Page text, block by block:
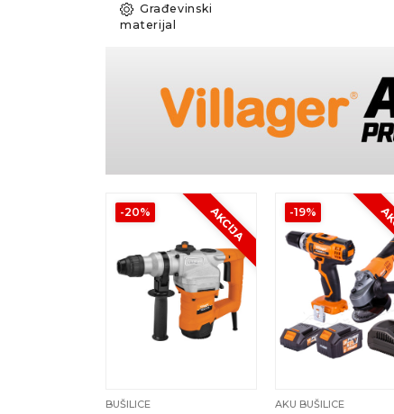
Građevinski
materijal
-20% AKCIJA
BUŠILICE
-19%
AKU BUŠILICE